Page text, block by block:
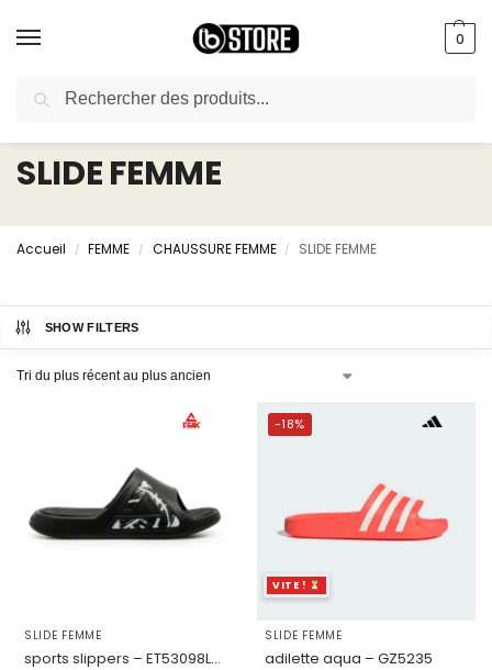
0
livraison gratuite au bureau dès 10000 DA avec paiement en ligne
SLIDE FEMME
Accueil / FEMME / CHAUSSURE FEMME / SLIDE FEMME
SHOW FILTERS
SLIDE FEMME
sports slippers – ET53098L-0020
-18%
VITE !
SLIDE FEMME
adilette aqua – GZ5235